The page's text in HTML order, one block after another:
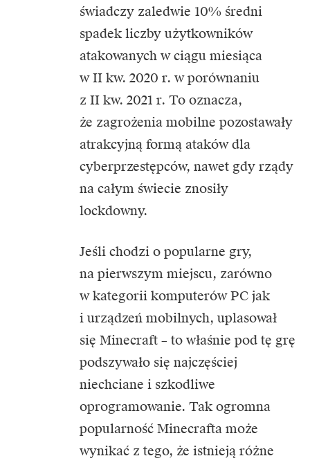
świadczy zaledwie 10% średni
spadek liczby użytkowników
atakowanych w ciągu miesiąca
w II kw. 2020 r. w porównaniu
z II kw. 2021 r. To oznacza,
że zagrożenia mobilne pozostawały
atrakcyjną formą ataków dla
cyberprzestępców, nawet gdy rządy
na całym świecie znosiły
lockdowny.
Jeśli chodzi o popularne gry,
na pierwszym miejscu, zarówno
w kategorii komputerów PC jak
i urządzeń mobilnych, uplasował
się Minecraft – to właśnie pod tę grę
podszywało się najczęściej
niechciane i szkodliwe
oprogramowanie. Tak ogromna
popularność Minecrafta może
wynikać z tego, że istnieją różne